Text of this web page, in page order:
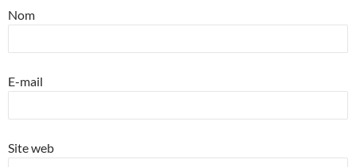
Nom
E-mail
Site web